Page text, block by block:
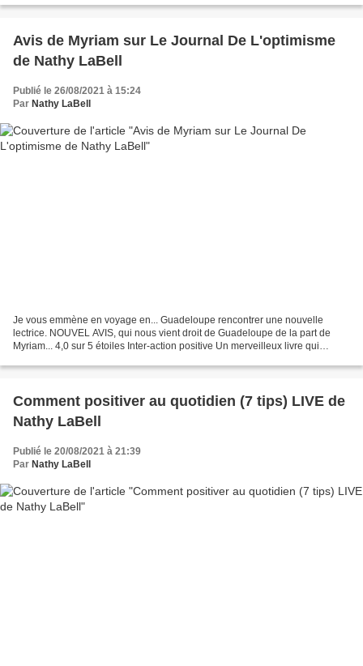
Avis de Myriam sur Le Journal De L'optimisme
de Nathy LaBell
Publié le 26/08/2021 à 15:24
Par Nathy LaBell
Je vous emmène en voyage en... Guadeloupe rencontrer une nouvelle
lectrice. NOUVEL AVIS, qui nous vient droit de Guadeloupe de la part de
Myriam... 4,0 sur 5 étoiles Inter-action positive Un merveilleux livre qui
Comment positiver au quotidien (7 tips) LIVE de
Nathy LaBell
Publié le 20/08/2021 à 21:39
Par Nathy LaBell